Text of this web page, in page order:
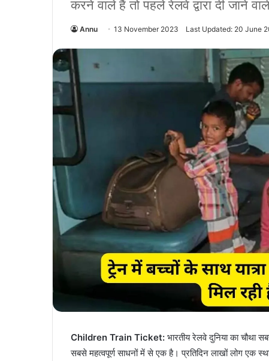
करने वाले हैं तो पहले रेलवे द्वारा दी जाने
Annu 13 November 2023 Last Updated: 20 June
Children Train Ticket: भारतीय रेलवे दुनिया का चौथा
सबसे महत्वपूर्ण साधनों में से एक है। प्रतिदिन लाखों लोग एक